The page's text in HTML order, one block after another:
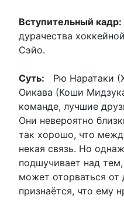
Вступительный кадр:
дурачества
Сэйо.
Суть: Рю Наратаки
Оикава (Коши
команде, лучшие
Они невероятно
так хорошо, что
некая связь. Но
подшучивает над
может оторваться от
признаётся, что ему